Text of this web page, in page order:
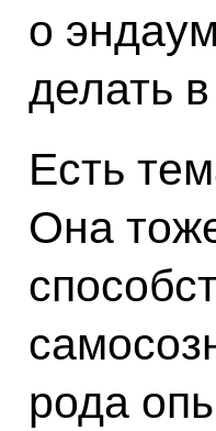
о
делать
Есть
Она
рода